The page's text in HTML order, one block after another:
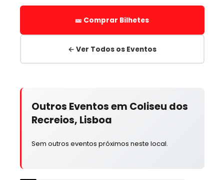
🎫 Comprar Bilhetes
← Ver Todos os Eventos
Outros Eventos em Coliseu dos
Recreios, Lisboa
Sem outros eventos próximos neste local.